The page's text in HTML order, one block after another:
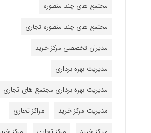
مجتمع های چند منظوره
مجتمع های چند منظوره تجاری
مدیران تخصصی مرکز خرید
مدیریت بهره برداری
مدیریت بهره برداری مجتمع های تجاری
مدیریت مرکز خرید
مراکز تجاری